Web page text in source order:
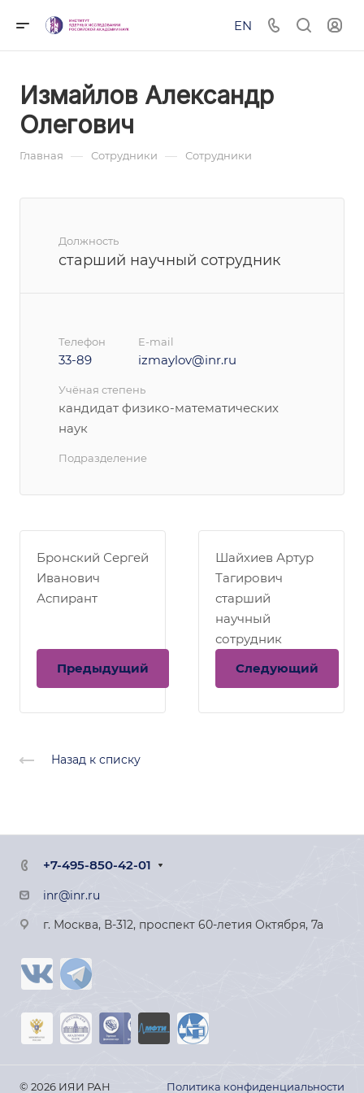
EN
Измайлов Александр
Олегович
Главная — Сотрудники — Сотрудники
Должность
старший научный сотрудник
Телефон
33-89
E-mail
izmaylov@inr.ru
Учёная степень
кандидат физико-математических
наук
Подразделение
Бронский Сергей
Иванович
Аспирант
Предыдущий
Шайхиев Артур
Тагирович
старший
научный
сотрудник
Следующий
Назад к списку
+7-495-850-42-01
inr@inr.ru
г. Москва, В-312, проспект 60-летия Октября, 7а
© 2026 ИЯИ РАН Политика конфиденциальности